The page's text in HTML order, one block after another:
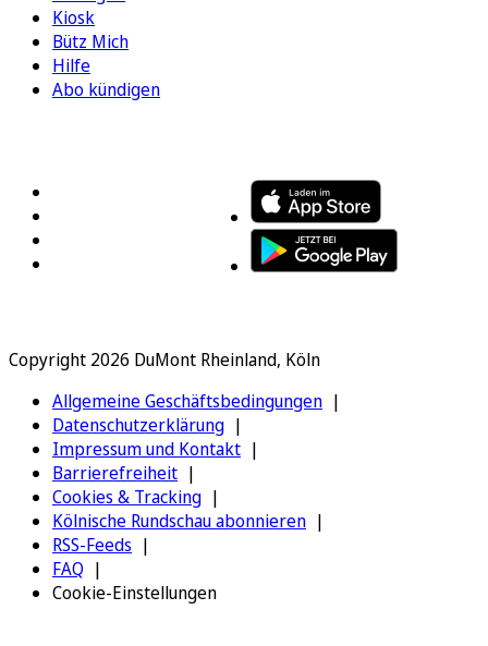
Kiosk
Bütz Mich
Hilfe
Abo kündigen
Copyright 2026 DuMont Rheinland, Köln
Allgemeine Geschäftsbedingungen
Datenschutzerklärung
Impressum und Kontakt
Barrierefreiheit
Cookies & Tracking
Kölnische Rundschau abonnieren
RSS-Feeds
FAQ
Cookie-Einstellungen